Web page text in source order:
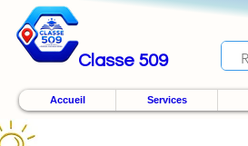
Classe 509
Accueil Services